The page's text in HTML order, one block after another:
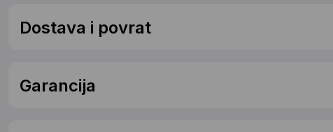
Dostava i povrat
Garancija